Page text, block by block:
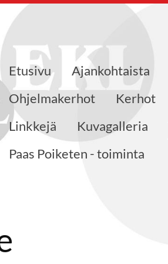
Etusivu Ajankohtaista
Ohjelmakerhot
Kerhot
Linkkejä
Kuvagalleria
Paas Poiketen - toiminta